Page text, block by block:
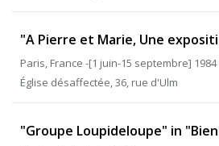
"A Pierre et Marie, Une
Paris, France -[1 juin-15 septembre] 1984
Église désaffectée, 36, rue d'Ulm
"Groupe Loupideloupe" in